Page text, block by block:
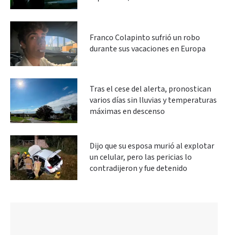
Franco Colapinto sufrió un robo
durante sus vacaciones en Europa
Tras el cese del alerta, pronostican
varios días sin lluvias y temperaturas
máximas en descenso
Dijo que su esposa murió al explotar
un celular, pero las pericias lo
contradijeron y fue detenido